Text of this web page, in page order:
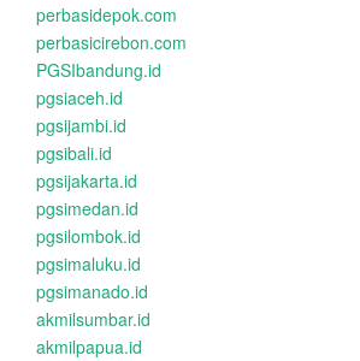
perbasidepok.com
perbasicirebon.com
PGSIbandung.id
pgsiaceh.id
pgsijambi.id
pgsibali.id
pgsijakarta.id
pgsimedan.id
pgsilombok.id
pgsimaluku.id
pgsimanado.id
akmilsumbar.id
akmilpapua.id